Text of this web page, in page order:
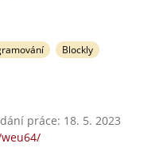
Blockly
práce: 18. 5. 2023